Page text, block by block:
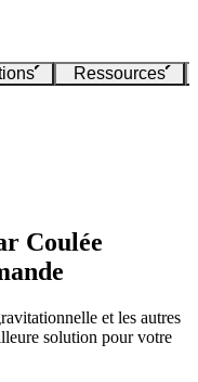
Ressources
Coulée
et les autres
solution pour votre